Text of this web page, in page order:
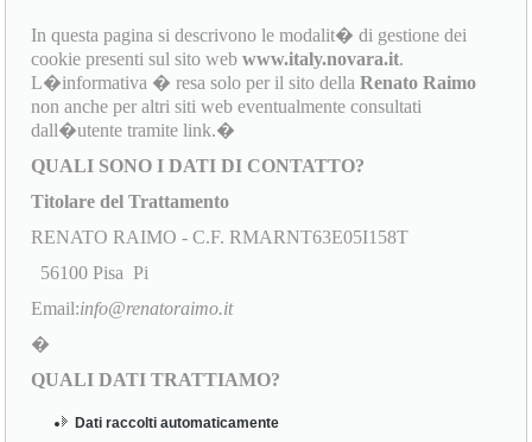
In questa pagina si descrivono le modalit� di gestione dei
cookie presenti sul sito webwww.italy.novara.it.
L�informativa � resa solo per il sito dellaRenato Raimo
non anche per altri siti web eventualmente consultati
dall�utente tramite link.�
QUALI SONO I DATI DI CONTATTO?
Titolare del Trattamento
RENATO RAIMO - C.F. RMARNT63E05I158T
56100 Pisa Pi
Email:info@renatoraimo.it
�
QUALI DATI TRATTIAMO?
Dati raccolti automaticamente